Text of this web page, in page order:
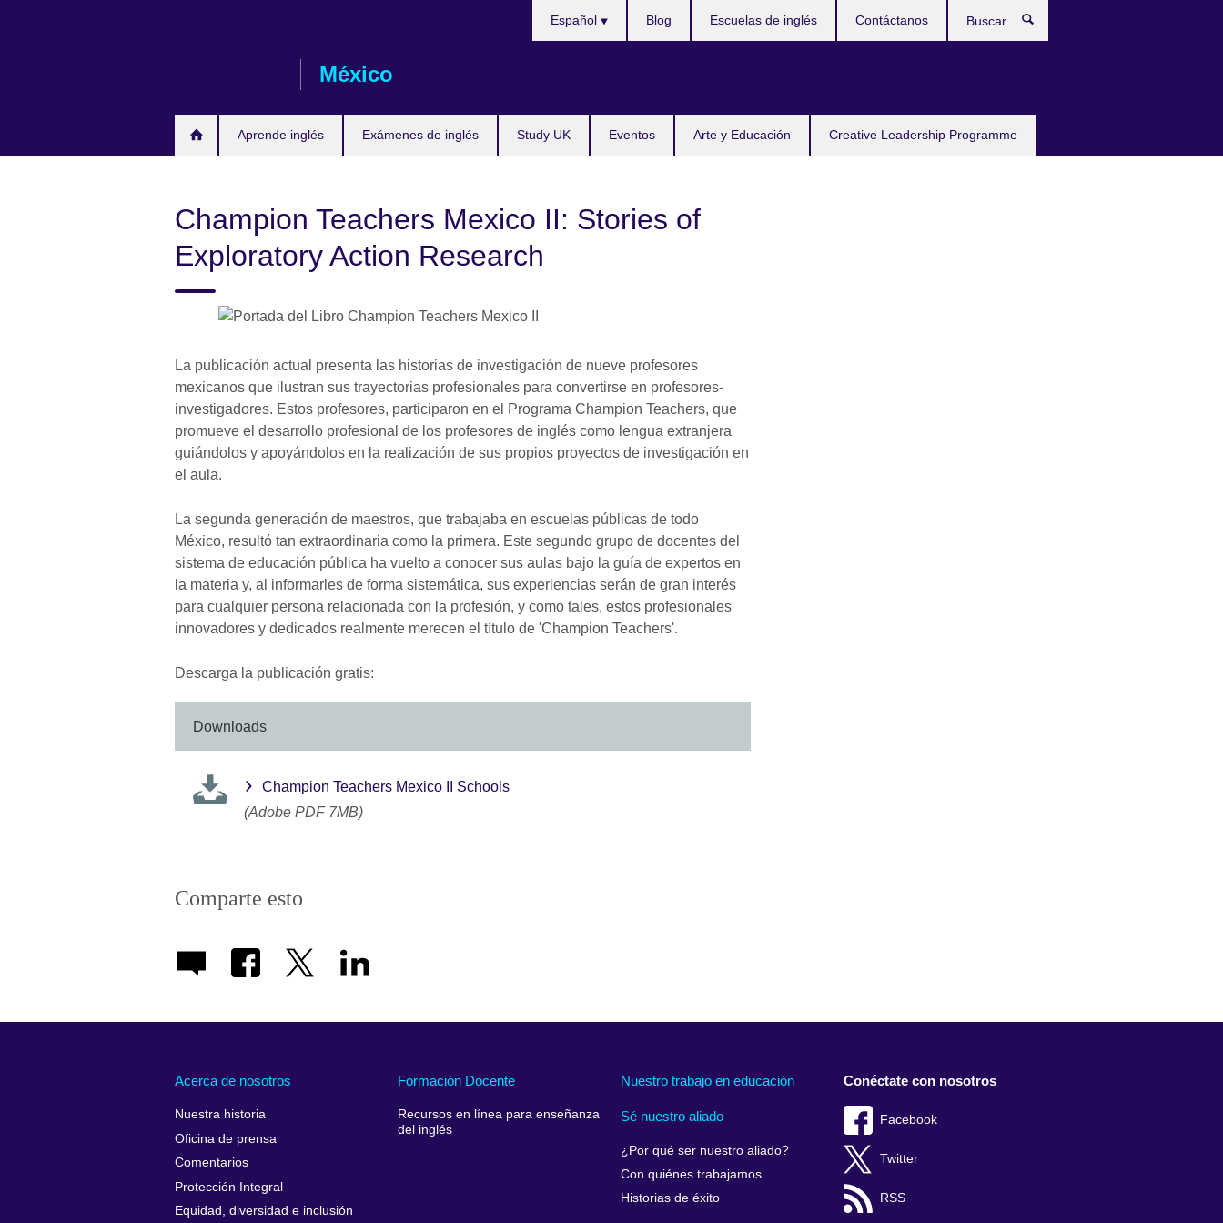
México
Aprende inglés Exámenes de inglés Study UK Eventos Arte y Educación Creative Leadership Programme
Español Blog Escuelas de inglés Contáctanos
Champion Teachers Mexico II: Stories of
Exploratory Action Research
La publicación actual presenta las historias de investigación de nueve profesores
mexicanos que ilustran sus trayectorias profesionales para convertirse en profesores-
investigadores. Estos profesores, participaron en el Programa Champion Teachers, que
promueve el desarrollo profesional de los profesores de inglés como lengua extranjera
guiándolos y apoyándolos en la realización de sus propios proyectos de investigación en
el aula.
La segunda generación de maestros, que trabajaba en escuelas públicas de todo
México, resultó tan extraordinaria como la primera. Este segundo grupo de docentes del
sistema de educación pública ha vuelto a conocer sus aulas bajo la guía de expertos en
la materia y, al informarles de forma sistemática, sus experiencias serán de gran interés
para cualquier persona relacionada con la profesión, y como tales, estos profesionales
innovadores y dedicados realmente merecen el título de 'Champion Teachers'.
Descarga la publicación gratis:
Downloads
Champion Teachers Mexico II Schools
(Adobe PDF 7MB)
Comparte esto
Acerca de nosotros
Nuestra historia
Oficina de prensa
Comentarios
Protección Integral
Equidad, diversidad e inclusión
Formación Docente
Recursos en línea para enseñanza
del inglés
Nuestro trabajo en educación
Sé nuestro aliado
¿Por qué ser nuestro aliado?
Con quiénes trabajamos
Historias de éxito
Conéctate con nosotros
Facebook
Twitter
RSS